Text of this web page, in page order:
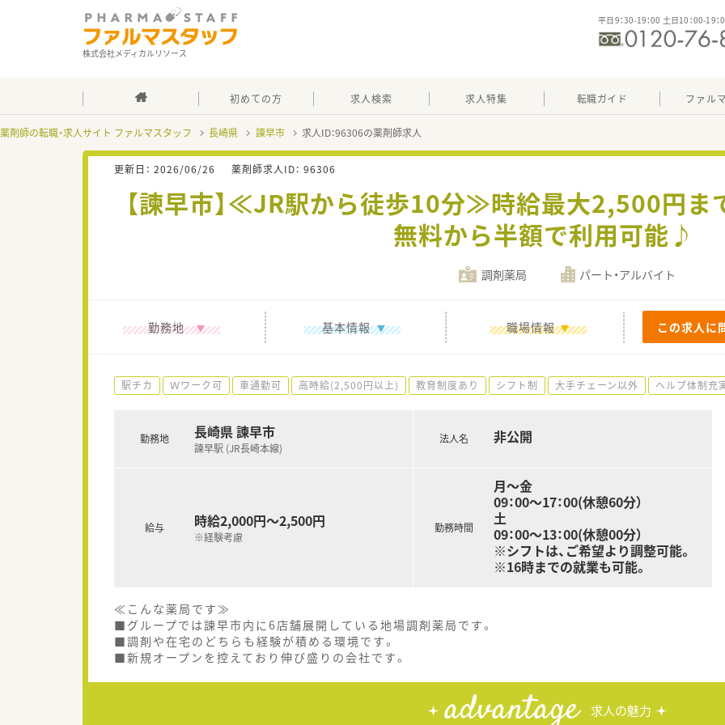
株式会社メディカルリソース
平日9：30-19：00 土日10：00-19
初めての方 求人検索 求人特集 転職ガイド ファル
薬剤師の転職・求人サイト ファルマスタッフ 長崎県 諫早市 求人ID：96306の薬剤師求人
更新日： 2026/06/26 薬剤師求人ID： 96306
【諫早市】≪JR駅から徒歩10分≫時給最大2,500円
無料から半額で利用可能♪
調剤薬局 パート・アルバイト
勤務地 基本情報 職場情報 この求人に
駅チカ Ｗワーク可 車通勤可 高時給(2,500円以上) 教育制度あり シフト制 大手チェーン以外 ヘルプ体制充
勤務地 長崎県 諫早市
諫早駅 (JR長崎本線)
給与 時給2,000円～2,500円
※経験考慮
法人名 非公開
勤務時間
月～金
09：00～17：00(休憩60分）
土
09：00～13：00(休憩00分）
※シフトは、ご希望より調整可能。
※16時までの就業も可能。
≪こんな薬局です≫
■グループでは諫早市内に6店舗展開している地場調剤薬局です。
■調剤や在宅のどちらも経験が積める環境です。
■新規オープンを控えており伸び盛りの会社です。
advantage 求人の魅力